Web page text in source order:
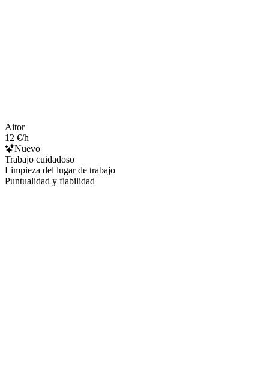
Aitor
12 €/h
Nuevo
Trabajo cuidadoso
Limpieza del lugar de trabajo
Puntualidad y fiabilidad